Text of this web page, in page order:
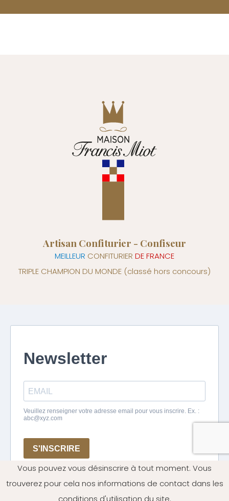
Artisan Confiturier - Confiseur
MEILLEUR CONFITURIER DE FRANCE
TRIPLE CHAMPION DU MONDE (classé hors concours)
Vous pouvez vous désinscrire à tout moment. Vous
trouverez pour cela nos informations de contact dans les
conditions d'utilisation du site.